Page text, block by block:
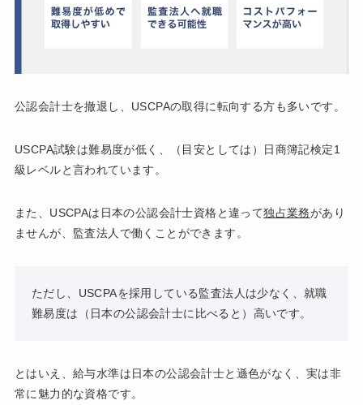
公認会計士を撤退し、USCPAの取得に転向する方も多いです。
USCPA試験は難易度が低く、（目安としては）日商簿記検定1
級レベルと言われています。
また、USCPAは日本の公認会計士資格と違って独占業務があり
ませんが、監査法人で働くことができます。
ただし、USCPAを採用している監査法人は少なく、就職
難易度は（日本の公認会計士に比べると）高いです。
とはいえ、給与水準は日本の公認会計士と遜色がなく、実は非
常に魅力的な資格です。